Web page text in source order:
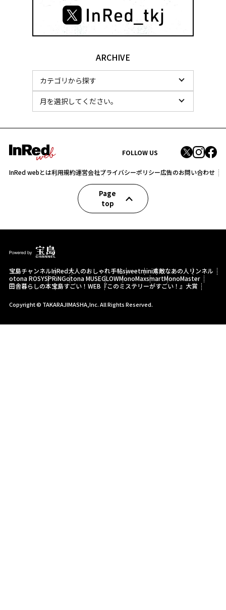
ARCHIVE
FOLLOW US
InRed webとは利用規約運営会社プライバシーポリシー広告のお問い合わせ
Page
top
宝島チャンネルInRed大人のおしゃれ手帖sweetmini素敵なあの人 リンネル
otona ROSYSPRiNGotona MUSEGLOWMonoMaxsmartMonoMaster
田舎暮らしの本宝島すごい！WEB 『このミステリーがすごい！』大賞
Copyright © TAKARAJIMASHA,Inc. All Rights Reserved.